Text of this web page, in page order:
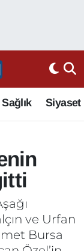
Sağlık Siyaset
ve Urfan
Bursa